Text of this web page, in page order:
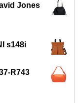
Jones
s148i
R743